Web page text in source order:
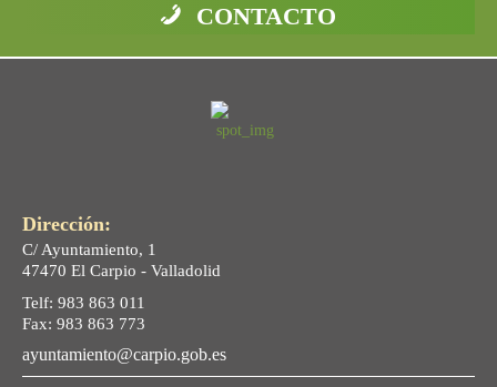
CONTACTO
Dirección:
C/ Ayuntamiento, 1
47470 El Carpio - Valladolid
Telf: 983 863 011
Fax: 983 863 773
ayuntamiento@carpio.gob.es